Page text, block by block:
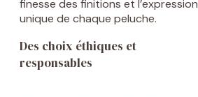
finesse des finitions et l’expression
unique de chaque peluche.
Des choix éthiques et
responsables